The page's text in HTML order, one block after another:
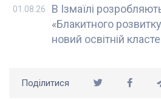
В Ізмаїлі
«Блакитного
новий освітній
01.08.26
Поділитися